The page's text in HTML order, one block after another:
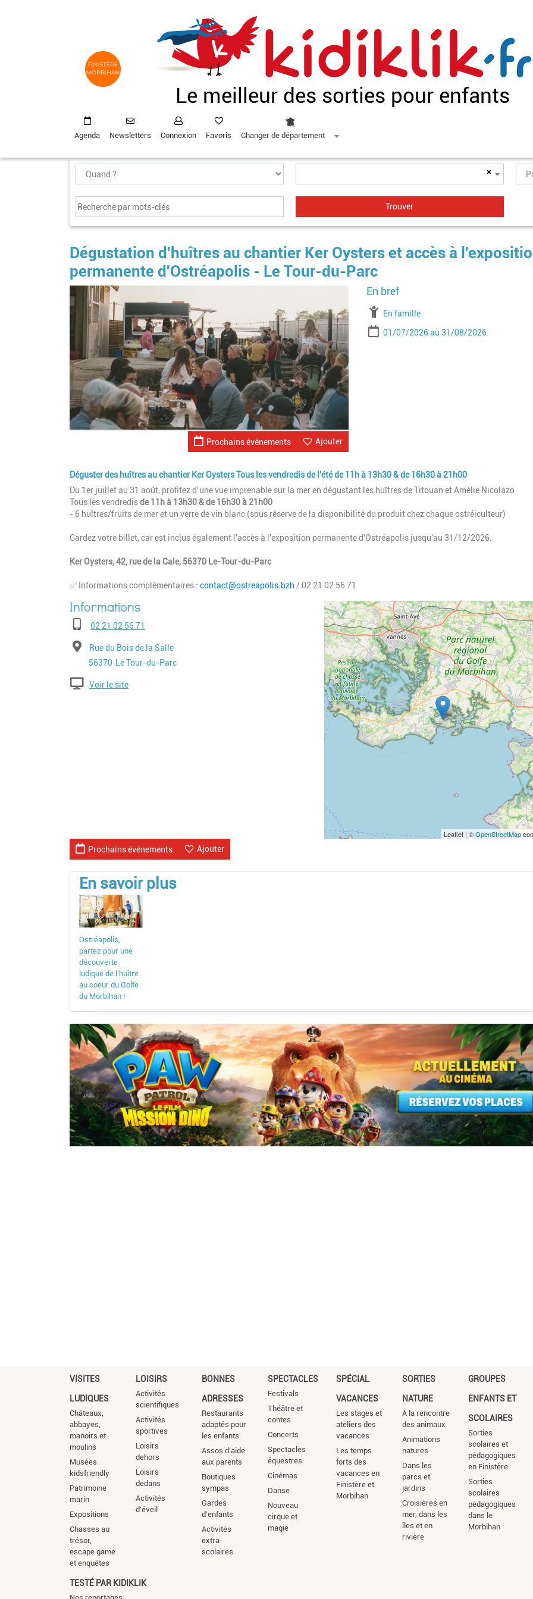
Le meilleur des sorties pour enfants
Agenda Newsletters Connexion Favoris Changer de département
×
Dégustation d'huîtres au chantier Ker Oysters et accès à
permanente d'Ostréapolis - Le Tour-du-Parc
Image
Ajouter
Prochains événements
À partir de
En famille
Période
Date de début
01/07/2026 Date de fin
31/08/2026
Déguster des huîtres au chantier Ker Oysters Tous les vendredis de l'été de 11h à 13h30 & de 16h30 à 21h00
Du 1er juillet au 31 août, profitez d’une vue imprenable sur la mer en dégustant les huîtres de Titouan et Amélie Nicolazo
Tous les vendredisde 11h à 13h30 & de 16h30 à 21h00
- 6 huîtres/fruits de mer et un verre de vin blanc (sous réserve de la disponibilité du produit chez chaque ostréiculteur)
Gardez votre billet, car est inclus également l'accès à l'exposition permanente d'Ostréapolis jusqu'au 31/12/2026.
Ker Oysters, 42, rue de la Cale, 56370 Le-Tour-du-Parc
✅ Informations complémentaires : contact@ostreapolis.bzh / 02 21 02 56 71
Téléphone02 21 02 56 71
AdresseRue du Bois de la Salle
Code postal
56370 Ville
Le Tour-du-Parc
Voir le site
Geolocalisation
Leaflet | ©OpenStreetMap
Ajouter
Prochains événements
En savoir plus
Ostréapolis,
partez pour une
découverte
ludique de l’huître
au coeur du Golfe
du Morbihan !
500
votre
VISITES
LUDIQUES
Châteaux,
abbayes,
manoirs et
moulins
Musées
kidsfriendly
Patrimoine
marin
Expositions
Chasses au
trésor,
escape game
et enquêtes
LOISIRS
Activités
scientifiques
Activités
sportives
Loisirs
dehors
Loisirs
dedans
Activités
d'éveil
BONNES
ADRESSES
Restaurants
adaptés pour
les enfants
Assos d'aide
aux parents
Boutiques
sympas
Gardes
d'enfants
Activités
extra-
scolaires
SPECTACLES
Festivals
Théâtre et
contes
Concerts
Spectacles
équestres
Cinémas
Danse
Nouveau
cirque et
magie
SPÉCIAL
VACANCES
Les stages et
ateliers des
vacances
Les temps
forts des
vacances en
Finistère et
Morbihan
SORTIES
NATURE
À la rencontre
des animaux
Animations
natures
Dans les
parcs et
jardins
Croisières en
mer, dans les
îles et en
rivière
GROUPES
ENFANTS ET
SCOLAIRES
Sorties
scolaires et
pédagogiques
en Finistère
Sorties
scolaires
pédagogiques
dans le
Morbihan
TESTÉ PAR KIDIKLIK